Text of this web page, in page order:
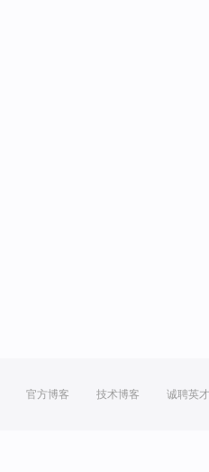
官方博客 技术博客 诚聘英才